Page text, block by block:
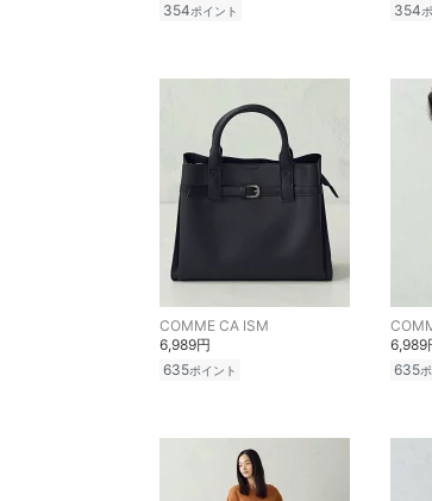
354ポイント
354
COMME CA ISM
6,989円
635ポイント
6,989
635